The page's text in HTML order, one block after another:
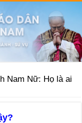
Nam Nữ: Họ là ai